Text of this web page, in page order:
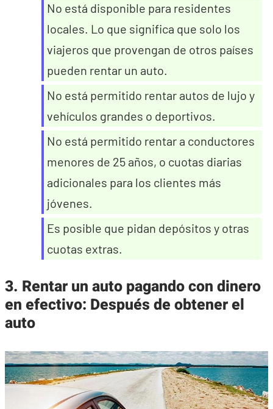
No está disponible para residentes
locales. Lo que significa que solo los
viajeros que provengan de otros países
pueden rentar un auto.
No está permitido rentar autos de lujo y
vehículos grandes o deportivos.
No está permitido rentar a conductores
menores de 25 años, o cuotas diarias
adicionales para los clientes más
jóvenes.
Es posible que pidan depósitos y otras
cuotas extras.
3. Rentar un auto pagando con dinero
en efectivo: Después de obtener el
auto